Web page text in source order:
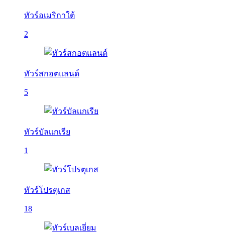
ทัวร์อเมริกาใต้
2
ทัวร์สกอตแลนด์
5
ทัวร์บัลเเกเรีย
1
ทัวร์โปรตุเกส
18